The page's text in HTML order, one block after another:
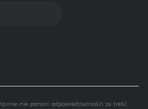
nie ponosi odpowiedzialności za treść